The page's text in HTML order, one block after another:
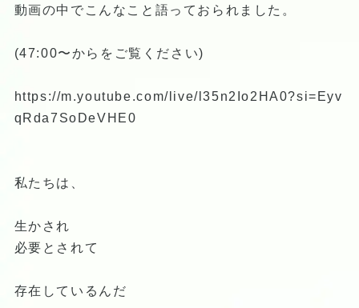
動画の中でこんなこと語っておられました。
(47:00〜からをご覧ください)
https://m.youtube.com/live/l35n2Io2HA0?si=Eyv
qRda7SoDeVHE0
私たちは、
生かされ
必要とされて
存在しているんだ